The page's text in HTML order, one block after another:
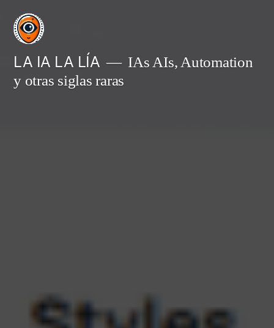
Saltar
contenido
LA IA LA LÍA
IAs AIs, Automation
y otras siglas raras